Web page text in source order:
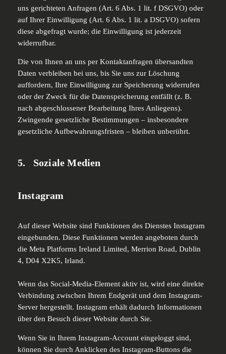
uns gerichteten Anfragen (Art. 6 Abs. 1 lit. f DSGVO) oder
auf Ihrer Einwilligung (Art. 6 Abs. 1 lit. a DSGVO) sofern
diese abgefragt wurde; die Einwilligung ist jederzeit
widerrufbar.
Die von Ihnen an uns per Kontaktanfragen übersandten
Daten verbleiben bei uns, bis Sie uns zur Löschung
auffordern, Ihre Einwilligung zur Speicherung widerrufen
oder der Zweck für die Datenspeicherung entfällt (z. B.
nach abgeschlossener Bearbeitung Ihres Anliegens).
Zwingende gesetzliche Bestimmungen – insbesondere
gesetzliche Aufbewahrungsfristen – bleiben unberührt.
5. Soziale Medien
Instagram
Auf dieser Website sind Funktionen des Dienstes Instagram
eingebunden. Diese Funktionen werden angeboten durch
die Meta Platforms Ireland Limited, Merrion Road, Dublin
4, D04 X2K5, Irland.
Wenn das Social-Media-Element aktiv ist, wird eine direkte
Verbindung zwischen Ihrem Endgerät und dem Instagram-
Server hergestellt. Instagram erhält dadurch Informationen
über den Besuch dieser Website durch Sie.
Wenn Sie in Ihrem Instagram-Account eingeloggt sind,
können Sie durch Anklicken des Instagram-Buttons die